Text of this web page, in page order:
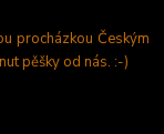
procházkou Českým
pěšky od nás. :-)